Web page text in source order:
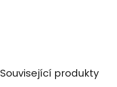
Související produkty